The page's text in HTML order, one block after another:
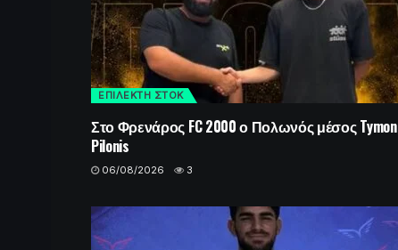
ΕΠΙΛΕΚΤΗ ΣΤΟΚ
Στο Φρενάρος FC 2000 ο Πολωνός μέσος Tymon
Pilonis
06/08/2026 3